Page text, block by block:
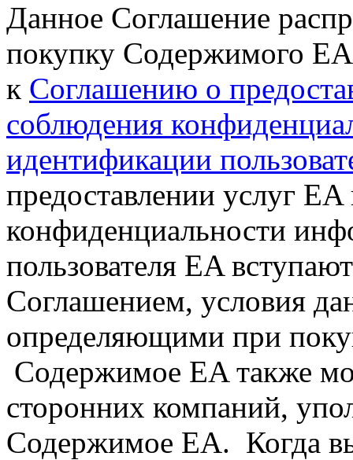
Данное Соглашение
покупку Содержимого
к Соглашению о
соблюдения
идентификации
предоставлении услуг
конфиденциальности
пользователя EA
Соглашением, условия
определяющими при
Содержимое EA также
сторонних компаний,
Содержимое EA. Когда